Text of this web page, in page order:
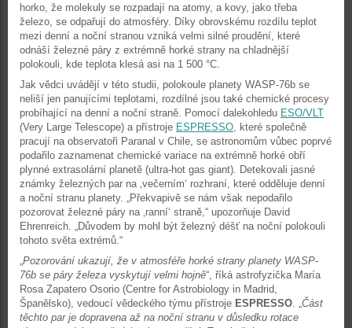
horko, že molekuly se rozpadají na atomy, a kovy, jako třeba
železo, se odpařují do atmosféry. Díky obrovskému rozdílu teplot
mezi denní a noční stranou vzniká velmi silné proudění, které
odnáší železné páry z extrémně horké strany na chladnější
polokouli, kde teplota klesá asi na 1 500 °C.
Jak vědci uvádějí v této studii, polokoule planety WASP-76b se
neliší jen panujícími teplotami, rozdílné jsou také chemické procesy
probíhající na denní a noční straně. Pomocí dalekohledu ESO/VLT
(Very Large Telescope) a přístroje ESPRESSO, které společně
pracují na observatoři Paranal v Chile, se astronomům vůbec poprvé
podařilo zaznamenat chemické variace na extrémně horké obří
plynné extrasolární planetě (ultra-hot gas giant). Detekovali jasné
známky železných par na ‚večerním‘ rozhraní, které odděluje denní
a noční stranu planety. „Překvapivě se nám však nepodařilo
pozorovat železné páry na ‚ranní‘ straně,“ upozorňuje David
Ehrenreich. „Důvodem by mohl být železný déšť na noční polokouli
tohoto světa extrémů.“
„Pozorování ukazují, že v atmosféře horké strany planety WASP-
76b se páry železa vyskytují velmi hojně“, říká astrofyzička María
Rosa Zapatero Osorio (Centre for Astrobiology in Madrid,
Španělsko), vedoucí vědeckého týmu přístroje ESPRESSO. „Část
těchto par je dopravena až na noční stranu v důsledku rotace